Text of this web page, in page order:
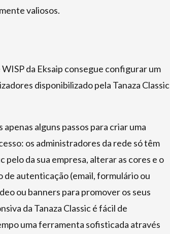
valiosos.
da Eksaip consegue configurar um
disponibilizado pela Tanaza Classic
apenas alguns passos para criar uma
os administradores da rede só têm
pelo da sua empresa, alterar as cores e o
autenticação (email, formulário ou
ou banners para promover os seus
da Tanaza Classic é fácil de
uma ferramenta sofisticada através